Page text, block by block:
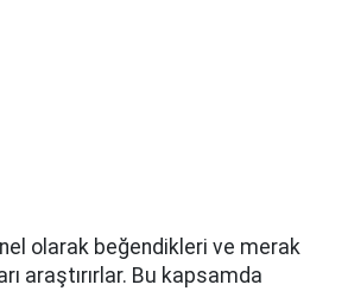
olarak beğendikleri ve merak
araştırırlar. Bu kapsamda